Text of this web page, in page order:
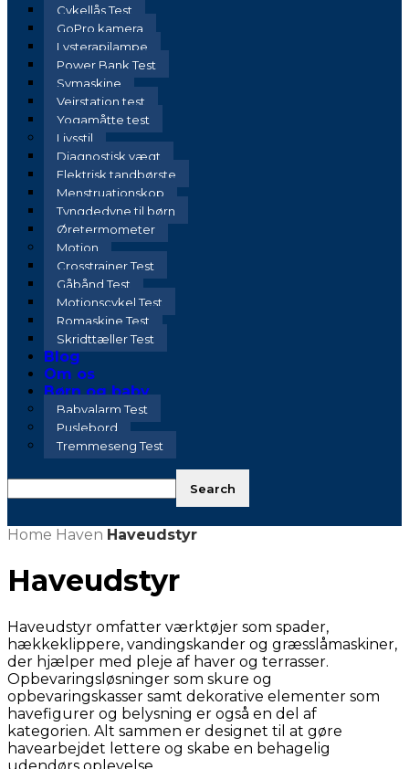
Cykellås Test
GoPro kamera
Lysterapilampe
Power Bank Test
Symaskine
Vejrstation test
Yogamåtte test
Livsstil
Diagnostisk vægt
Elektrisk tandbørste
Menstruationskop
Tyngdedyne til børn
Øretermometer
Motion
Crosstrainer Test
Gåbånd Test
Motionscykel Test
Romaskine Test
Skridttæller Test
Blog
Om os
Børn og baby
Babyalarm Test
Puslebord
Tremmeseng Test
Home Haven Haveudstyr
Haveudstyr
Haveudstyr omfatter værktøjer som spader,
hækkeklippere, vandingskander og græsslåmaskiner,
der hjælper med pleje af haver og terrasser.
Opbevaringsløsninger som skure og
opbevaringskasser samt dekorative elementer som
havefigurer og belysning er også en del af
kategorien. Alt sammen er designet til at gøre
havearbejdet lettere og skabe en behagelig